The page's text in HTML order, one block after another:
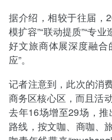
据介绍，相较于往届，
模扩容”“联动提质”“专
好文旅商体展深度融合
应”。
记者注意到，此次的消
商务区核心区，而且活
去年16场增至29场，推
路线，按文咖、商咖、